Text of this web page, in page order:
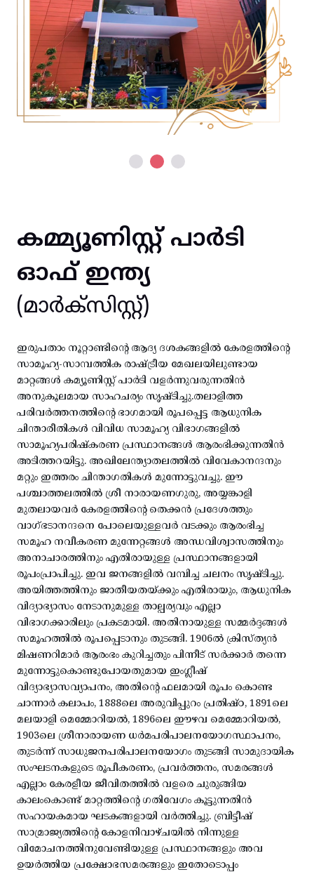
കമ്മ്യൂണിസ്റ്റ് പാർടി
ഓഫ് ഇന്ത്യ
(മാർക്സിസ്റ്റ്)
ഇരുപതാം നൂറ്റാണ്ടിന്റെ ആദ്യ ദശകങ്ങളിൽ കേരളത്തിന്റെ
സാമൂഹ്യ-സാമ്പത്തിക രാഷ്ട്രീയ മേഖലയിലുണ്ടായ
മാറ്റങ്ങൾ കമ്യൂണിസ്റ്റ് പാർടി വളർന്നുവരുന്നതിൻ
അനുകൂലമായ സാഹചര്യം സൃഷ്ടിച്ചു.തലാളിത്ത
പരിവർത്തനത്തിന്റെ ഭാഗമായി രൂപപ്പെട്ട ആധുനിക
ചിന്താരീതികൾ വിവിധ സാമൂഹ്യ വിഭാഗങ്ങളിൽ
സാമൂഹ്യപരിഷ്കരണ പ്രസ്ഥാനങ്ങൾ ആരംഭിക്കുന്നതിൻ
അടിത്തറയിട്ടു. അഖിലേന്ത്യാതലത്തിൽ വിവേകാനന്ദനും
മറ്റും ഇത്തരം ചിന്താഗതികൾ മുന്നോട്ടുവച്ചു. ഈ
പശ്ചാത്തലത്തിൽ ശ്രീ നാരായണഗുരു, അയ്യങ്കാളി
മുതലായവർ കേരളത്തിന്റെ തെക്കൻ പ്രദേശത്തും
വാഗ്ഭടാനന്ദനെ പോലെയുള്ളവർ വടക്കും ആരംഭിച്ച
സമൂഹ നവീകരണ മുന്നേറ്റങ്ങൾ അന്ധവിശ്വാസത്തിനും
അനാചാരത്തിനും എതിരായുള്ള പ്രസ്ഥാനങ്ങളായി
രൂപംപ്രാപിച്ചു. ഇവ ജനങ്ങളിൽ വമ്പിച്ച ചലനം സൃഷ്ടിച്ചു.
അയിത്തത്തിനും ജാതീയതയ്ക്കും എതിരായും, ആധുനിക
വിദ്യാഭ്യാസം നേടാനുമുള്ള താല്പര്യവും എല്ലാ
വിഭാഗക്കാരിലും പ്രകടമായി. അതിനായുള്ള സമ്മർദ്ദങ്ങൾ
സമൂഹത്തിൽ രൂപപ്പെടാനും തുടങ്ങി. 1906ൽ ക്രിസ്ത്യൻ
മിഷണറിമാർ ആരംഭം കുറിച്ചതും പിന്നീട് സർക്കാർ തന്നെ
മുന്നോട്ടുകൊണ്ടുപോയതുമായ ഇംഗ്ലീഷ്
വിദ്യാഭ്യാസവ്യാപനം, അതിന്റെ ഫലമായി രൂപം കൊണ്ട
ചാന്നാർ കലാപം, 1888ലെ അരുവിപ്പുറം പ്രതിഷ്ഠ, 1891ലെ
മലയാളി മെമ്മോറിയൽ, 1896ലെ ഈഴവ മെമ്മോറിയൽ,
1903ലെ ശ്രീനാരായണ ധർമപരിപാലനയോഗസ്ഥാപനം,
തുടർന്ന് സാധുജനപരിപാലനയോഗം തുടങ്ങി സാമുദായിക
സംഘടനകളുടെ രൂപീകരണം, പ്രവർത്തനം, സമരങ്ങൾ
എല്ലാം കേരളീയ ജീവിതത്തിൽ വളരെ ചുരുങ്ങിയ
കാലംകൊണ്ട് മാറ്റത്തിന്റെ ഗതിവേഗം കൂട്ടുന്നതിൻ
സഹായകമായ ഘടകങ്ങളായി വർത്തിച്ചു. ബ്രിട്ടീഷ്
സാമ്രാജ്യത്തിന്റെ കോളനിവാഴ്ചയിൽ നിന്നുള്ള
വിമോചനത്തിനുവേണ്ടിയുള്ള പ്രസ്ഥാനങ്ങളും അവ
ഉയർത്തിയ പ്രക്ഷോഭസമരങ്ങളും ഇതോടൊപ്പം